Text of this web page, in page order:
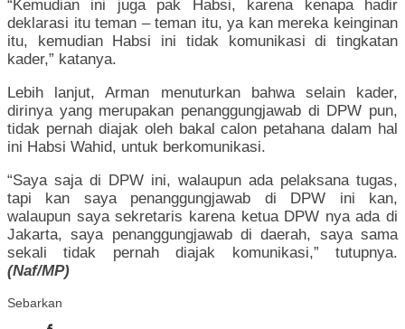
“Kemudian ini juga pak Habsi, karena kenapa hadir
deklarasi itu teman – teman itu, ya kan mereka keinginan
itu, kemudian Habsi ini tidak komunikasi di tingkatan
kader,” katanya.
Lebih lanjut, Arman menuturkan bahwa selain kader,
dirinya yang merupakan penanggungjawab di DPW pun,
tidak pernah diajak oleh bakal calon petahana dalam hal
ini Habsi Wahid, untuk berkomunikasi.
“Saya saja di DPW ini, walaupun ada pelaksana tugas,
tapi kan saya penanggungjawab di DPW ini kan,
walaupun saya sekretaris karena ketua DPW nya ada di
Jakarta, saya penanggungjawab di daerah, saya sama
sekali tidak pernah diajak komunikasi,” tutupnya.
(Naf/MP)
Sebarkan